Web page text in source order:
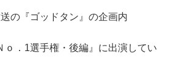
の『ゴッドタン』の企画内
ｏ．1選手権・後編』に出演してい